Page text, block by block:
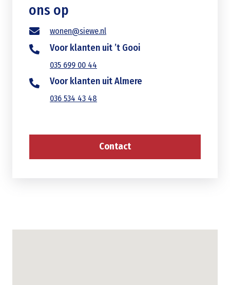
ons op
wonen@siewe.nl
Voor klanten uit ’t Gooi
035 699 00 44
Voor klanten uit Almere
036 534 43 48
Contact